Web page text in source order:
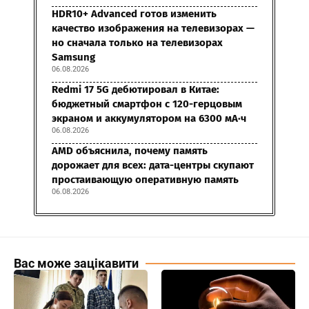
HDR10+ Advanced готов изменить
качество изображения на телевизорах —
но сначала только на телевизорах
Samsung
06.08.2026
Redmi 17 5G дебютировал в Китае:
бюджетный смартфон с 120-герцовым
экраном и аккумулятором на 6300 мА·ч
06.08.2026
AMD объяснила, почему память
дорожает для всех: дата-центры скупают
простаивающую оперативную память
06.08.2026
Вас може зацікавити